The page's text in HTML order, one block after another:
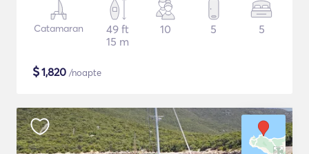
Catamaran
49 ft
15 m
10 5 5
$1,820 /noapte